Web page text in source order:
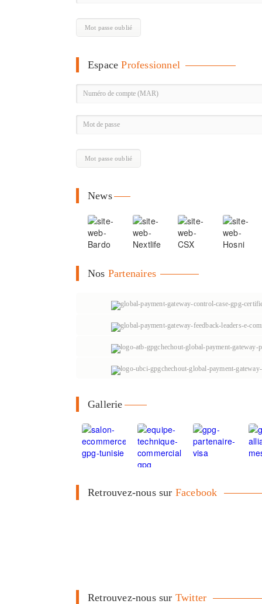
Mot passe oublié
EspaceProfessionnel
Mot passe oublié
News
Nos Partenaires
Gallerie
Retrouvez-nous sur Facebook
Retrouvez-nous sur Twitter